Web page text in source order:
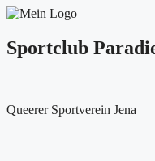
Sportclub
Queerer Sportverein Jena